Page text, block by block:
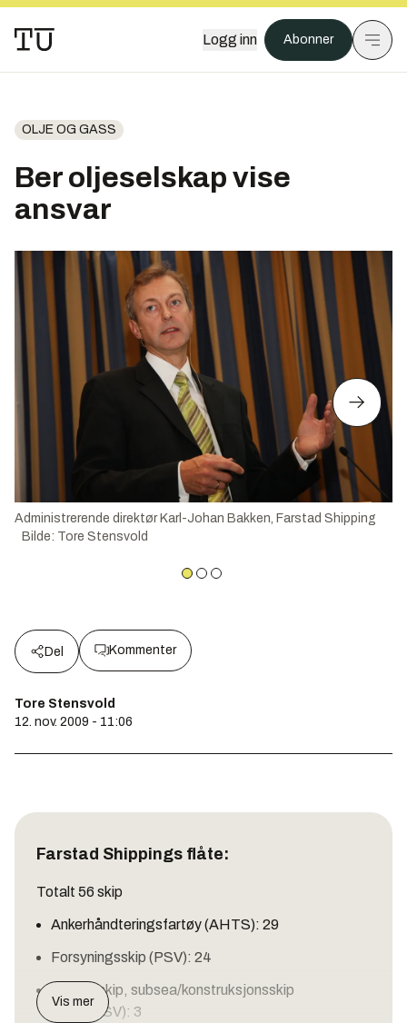
Logg inn Abonner
OLJE OG GASS
Ber oljeselskap vise
ansvar
Administrerende direktør Karl-Johan Bakken, Farstad Shipping
Bilde: Tore Stensvold
Del Kommenter
Tore Stensvold
12. nov. 2009 - 11:06
Farstad Shippings flåte:
Totalt 56 skip
Ankerhåndteringsfartøy (AHTS): 29
Forsyningsskip (PSV): 24
Spesialskip, subsea/konstruksjonsskip
(MPV/CSV): 3
Vis mer